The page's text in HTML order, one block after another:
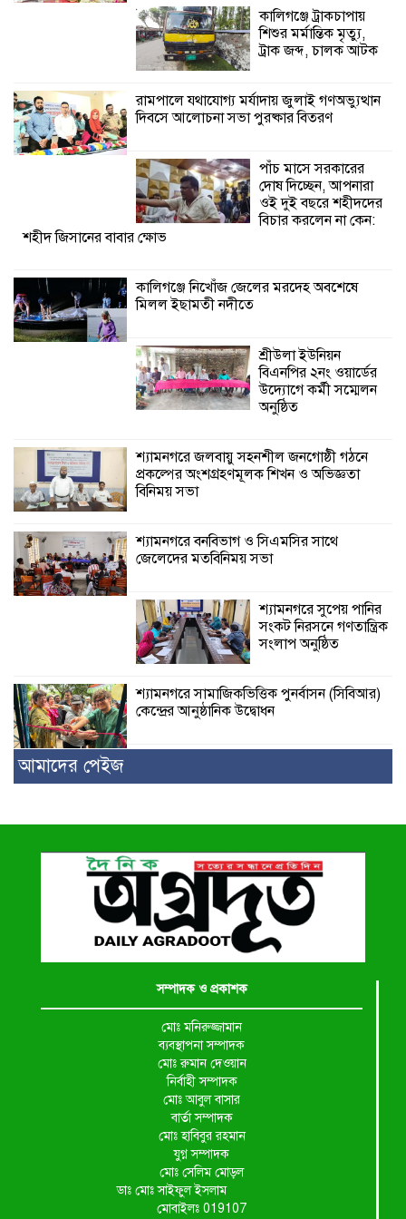
কালিগঞ্জে নিখোঁজ জেলের মরদেহ অবশেষে
মিলল ইছামতী নদীতে
শ্রীউলা ইউনিয়ন
অনুষ্ঠিত
শ্যামনগরে জলবায়ু সহনশীল জনগোষ্ঠী গঠনে
প্রকল্পের অংশগ্রহণমূলক শিখন ও অভিজ্ঞতা
শ্যামনগরে বনবিভাগ ও সিএমসির সাথে
কালিগঞ্জে ট্রাকচাপায়
শিশুর মর্মান্তিক মৃত্যু,
ট্রাক জব্দ, চালক আটক
রামপালে যথাযোগ্য মর্যাদায় জুলাই গণঅভ্যুত্থান
দিবসে আলোচনা সভা পুরষ্কার বিতরণ
পাঁচ মাসে সরকারের
দোষ দিচ্ছেন, আপনারা
ওই দুই বছরে শহীদদের
বিচার করলেন না কেন:
শহীদ জিসানের বাবার ক্ষোভ
কালিগঞ্জে নিখোঁজ জেলের মরদেহ অবশেষে
মিলল ইছামতী নদীতে
শ্রীউলা ইউনিয়ন
বিএনপির ২নং ওয়ার্ডের
উদ্যোগে কর্মী সম্মেলন
অনুষ্ঠিত
শ্যামনগরে জলবায়ু সহনশীল জনগোষ্ঠী গঠনে
প্রকল্পের অংশগ্রহণমূলক শিখন ও অভিজ্ঞতা
বিনিময় সভা
শ্যামনগরে বনবিভাগ ও সিএমসির সাথে
জেলেদের মতবিনিময় সভা
শ্যামনগরে সুপেয় পানির
সংকট নিরসনে গণতান্ত্রিক
সংলাপ অনুষ্ঠিত
শ্যামনগরে সামাজিকভিত্তিক পুনর্বাসন (সিবিআর)
কেন্দ্রের আনুষ্ঠানিক উদ্বোধন
আমাদের পেইজ
সম্পাদক ও প্রকাশক
মোঃ মনিরুজ্জামান
ব্যবস্থাপনা সম্পাদক
মোঃ রুমান দেওয়ান
নির্বাহী সম্পাদক
মোঃ আবুল বাসার
বার্তা সম্পাদক
মোঃ হাবিবুর রহমান
যুগ্ন সম্পাদক
মোঃ সেলিম মোড়ল
ডাঃ মোঃ সাইফুল ইসলাম
মোবাইলঃ 019107